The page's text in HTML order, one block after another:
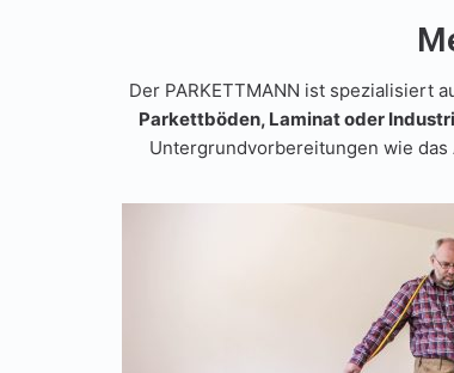
Der PARKETTMANN ist spezialisiert
Parkettböden, Laminat oder
Untergrundvorbereitungen wie das